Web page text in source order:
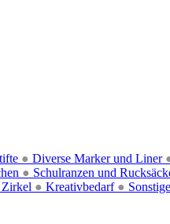
● Diverse Marker und Liner
● Schulranzen und
Zirkel ● Kreativbedarf ●